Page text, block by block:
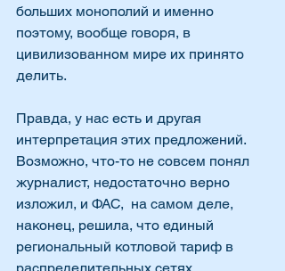
больших монополий и именно
поэтому, вообще говоря, в
цивилизованном мире их принято
делить.
Правда, у нас есть и другая
интерпретация этих предложений.
Возможно, что-то не совсем понял
журналист, недостаточно верно
изложил, и ФАС,  на самом деле,
наконец, решила, что единый
региональный котловой тариф в